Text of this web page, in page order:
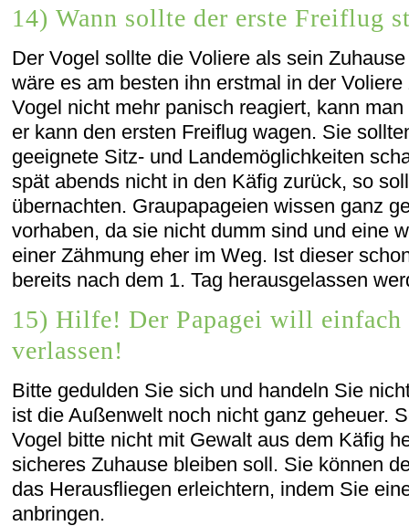
14) Wann sollte der erste Freiflug
Der Vogel sollte die Voliere als sein
wäre es am besten ihn erstmal in der
Vogel nicht mehr panisch reagiert, kann
er kann den ersten Freiflug wagen. Sie
geeignete Sitz- und Landemöglichkeiten
spät abends nicht in den Käfig zurück, so
übernachten. Graupapageien wissen ganz
vorhaben, da sie nicht dumm sind und eine
einer Zähmung eher im Weg. Ist dieser
bereits nach dem 1. Tag herausgelassen
15) Hilfe! Der Papagei will
verlassen!
Bitte gedulden Sie sich und handeln Sie
ist die Außenwelt noch nicht ganz geheuer.
Vogel bitte nicht mit Gewalt aus dem Käfig
sicheres Zuhause bleiben soll. Sie können
das Herausfliegen erleichtern, indem Sie
anbringen.